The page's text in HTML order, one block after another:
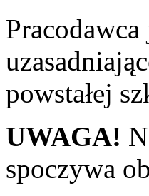
powstałej
UWAGA!
spoczywa